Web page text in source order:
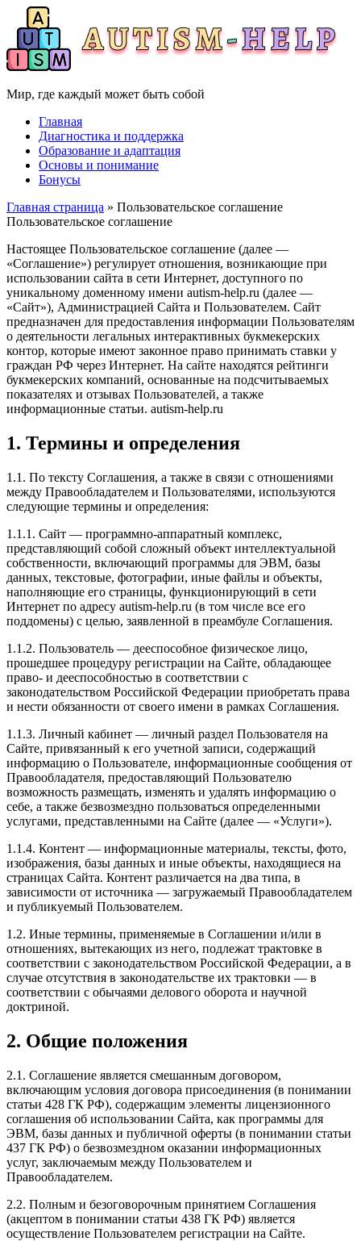
Мир, где каждый может быть собой
Главная
Диагностика и поддержка
Образование и адаптация
Основы и понимание
Бонусы
Главная страница » Пользовательское соглашение
Пользовательское соглашение
Настоящее Пользовательское соглашение (далее —
«Соглашение») регулирует отношения, возникающие при
использовании сайта в сети Интернет, доступного по
уникальному доменному имени autism-help.ru (далее —
«Сайт»), Администрацией Сайта и Пользователем. Сайт
предназначен для предоставления информации Пользователям
о деятельности легальных интерактивных букмекерских
контор, которые имеют законное право принимать ставки у
граждан РФ через Интернет. На сайте находятся рейтинги
букмекерских компаний, основанные на подсчитываемых
показателях и отзывах Пользователей, а также
информационные статьи. autism-help.ru
1. Термины и определения
1.1. По тексту Соглашения, а также в связи с отношениями
между Правообладателем и Пользователями, используются
следующие термины и определения:
1.1.1. Сайт — программно-аппаратный комплекс,
представляющий собой сложный объект интеллектуальной
собственности, включающий программы для ЭВМ, базы
данных, текстовые, фотографии, иные файлы и объекты,
наполняющие его страницы, функционирующий в сети
Интернет по адресу autism-help.ru (в том числе все его
поддомены) с целью, заявленной в преамбуле Соглашения.
1.1.2. Пользователь — дееспособное физическое лицо,
прошедшее процедуру регистрации на Сайте, обладающее
право- и дееспособностью в соответствии с
законодательством Российской Федерации приобретать права
и нести обязанности от своего имени в рамках Соглашения.
1.1.3. Личный кабинет — личный раздел Пользователя на
Сайте, привязанный к его учетной записи, содержащий
информацию о Пользователе, информационные сообщения от
Правообладателя, предоставляющий Пользователю
возможность размещать, изменять и удалять информацию о
себе, а также безвозмездно пользоваться определенными
услугами, представленными на Сайте (далее — «Услуги»).
1.1.4. Контент — информационные материалы, тексты, фото,
изображения, базы данных и иные объекты, находящиеся на
страницах Сайта. Контент различается на два типа, в
зависимости от источника — загружаемый Правообладателем
и публикуемый Пользователем.
1.2. Иные термины, применяемые в Соглашении и/или в
отношениях, вытекающих из него, подлежат трактовке в
соответствии с законодательством Российской Федерации, а в
случае отсутствия в законодательстве их трактовки — в
соответствии с обычаями делового оборота и научной
доктриной.
2. Общие положения
2.1. Соглашение является смешанным договором,
включающим условия договора присоединения (в понимании
статьи 428 ГК РФ), содержащим элементы лицензионного
соглашения об использовании Сайта, как программы для
ЭВМ, базы данных и публичной оферты (в понимании статьи
437 ГК РФ) о безвозмездном оказании информационных
услуг, заключаемым между Пользователем и
Правообладателем.
2.2. Полным и безоговорочным принятием Соглашения
(акцептом в понимании статьи 438 ГК РФ) является
осуществление Пользователем регистрации на Сайте.